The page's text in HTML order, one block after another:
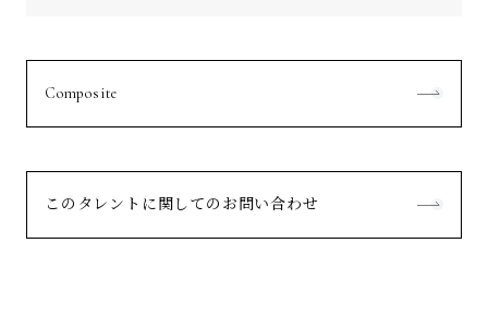
Composite
このタレントに関してのお問い合わせ